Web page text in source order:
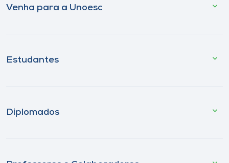
Venha para a Unoesc
Estudantes
Diplomados